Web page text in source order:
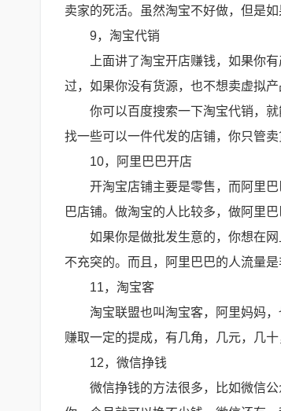
卖家的死活。虽然淘宝不好做，但是
9，淘宝代销
上面讲了淘宝开店赚钱，如果你
过，如果你没有货源，也不想卖虚拟
你可以百度搜索一下淘宝代销，
找一些可以一件代发的店铺，你只管卖
10，阿里巴巴开店
开淘宝店铺主要是零售，而阿里
巴店铺。做淘宝的人比较多，做阿里
如果你是做批发生意的，你想在
不充突的。而且，阿里巴巴的人流量
11，淘宝客
淘宝联盟也叫淘宝客，阿里妈妈
赚取一定的提成，有几角，几元，几
12，微信挣钱
微信挣钱的方法很多，比如微信